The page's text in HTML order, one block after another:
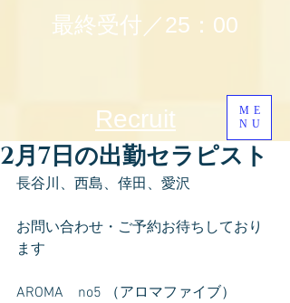
最終受付／25：00
ME
NU
Recruit
2月7日の出勤セラピスト
長谷川、西島、倖田、愛沢
お問い合わせ・ご予約お待ちしており
ます
AROMA　no5 （アロマファイブ）